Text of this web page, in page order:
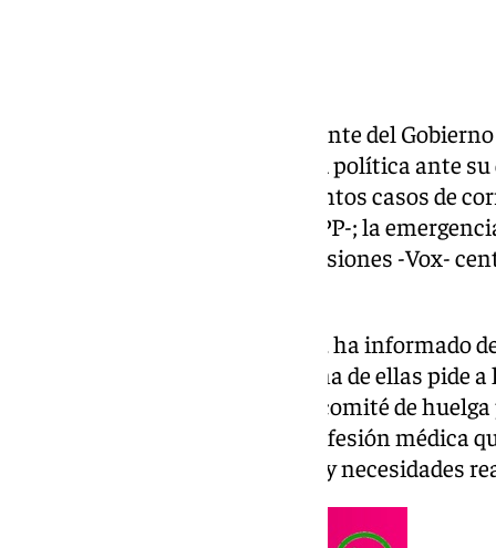
La «necesidad» de que el presidente del
elecciones por «responsabilizad política ante
condena a Ábalos y otros presuntos casos de
marco de la profesión médica -PP-; la
Málaga-; y la Zona de Bajas Emisiones -Vox-
El alcalde, Francisco de la Torre, ha informado
grupo ‹popular›. En concreto, una de ellas
se reúna de «inmediato» con el comité de
Estatuto Marco propio de la profesión médica
especificidades, singularidades y necesidades